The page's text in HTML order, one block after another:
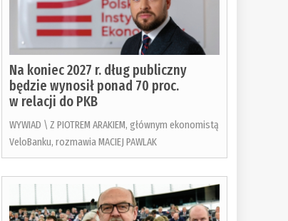
Na koniec 2027 r. dług publiczny
będzie wynosił ponad 70 proc.
w relacji do PKB
WYWIAD \ Z PIOTREM ARAKIEM, głównym ekonomistą
VeloBanku, rozmawia MACIEJ PAWLAK